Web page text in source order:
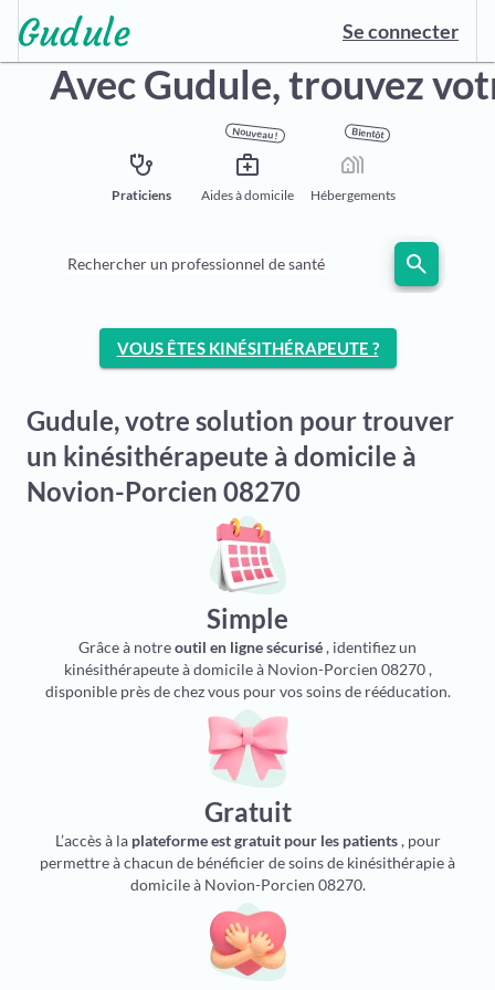
Se connecter
Avec Gudule,trouvez
stethoscope
Praticiens
Nouveau !
medical_services
Aides à domicile
Bientôt
holiday_village
Hébergements
Rechercher un professionnel de santé search
VOUS ÊTES KINÉSITHÉRAPEUTE ?
Gudule, votre solution pour trouver
un kinésithérapeute à domicile à
Novion-Porcien 08270
Simple
Grâce à notreoutil en ligne sécurisé, identifiez un
kinésithérapeute à domicile à Novion-Porcien 08270 ,
disponible près de chez vous pour vos soins de rééducation.
Gratuit
L’accès à la plateforme est gratuit pour les patients, pour
permettre à chacun de bénéficier de soins de kinésithérapie à
domicile à Novion-Porcien 08270.